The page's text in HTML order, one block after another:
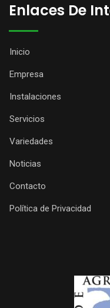
Enlaces De
Inicio
Empresa
Instalaciones
Servicios
Variedades
Noticias
Contacto
Política de Privacidad